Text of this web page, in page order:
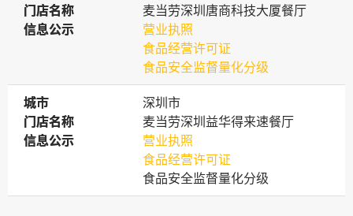
门店名称
门店名称
麦当劳深圳唐商科技大厦餐厅
信息公示
信息公示
营业执照
食品经营许可证
食品安全监督量化分级
城市
城市
深圳市
门店名称
门店名称
麦当劳深圳益华得来速餐厅
信息公示
信息公示
营业执照
食品经营许可证
食品安全监督量化分级